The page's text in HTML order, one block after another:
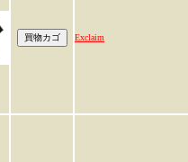
Exclaim